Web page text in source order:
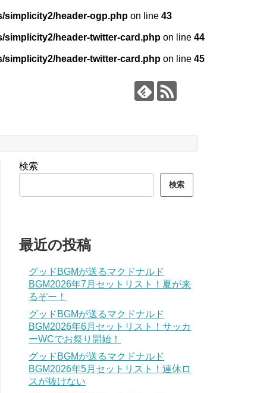
simplicity2/header-ogp.php on line 43
simplicity2/header-twitter-card.php on line 44
simplicity2/header-twitter-card.php on line 45
検索
検索
最近の投稿
グッドBGMが送るマクドナルド
BGM2026年7月セットリスト！夏が来
るぞー！
グッドBGMが送るマクドナルド
BGM2026年6月セットリスト！サッカ
ーWCでお祭り開始！
グッドBGMが送るマクドナルド
BGM2026年5月セットリスト！連休ロ
スが抜けない